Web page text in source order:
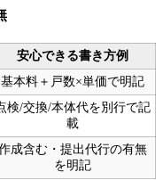
安心できる書き方例
基本料＋戸数×単価で明記
検/交換/本体代を別行で記
載
成含む・提出代行の有無
を明記